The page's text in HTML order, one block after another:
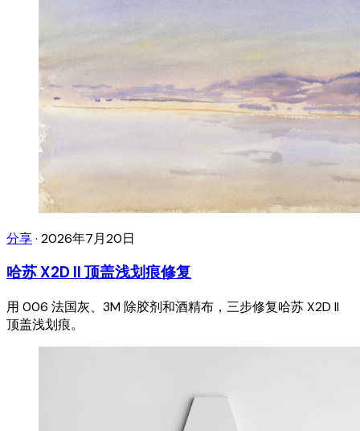
分享· 2026年7月20日
哈苏 X2D II 顶盖浅划痕修复
用 006 法国灰、3M 除胶剂和酒精布，三步修复哈苏 X2D II
顶盖浅划痕。